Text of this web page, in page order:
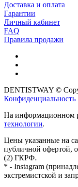
Доставка и оплата
Гарантии
Личный кабинет
FAQ
Правила продажи
DENTISTWAY ©
Конфиденциальность
На информационном
технологии.
Цены указанные на
публичной офертой,
(2) ГКРФ.
* - Instagram
экстремистской и